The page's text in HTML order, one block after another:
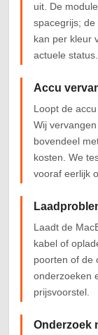
uit. De
spacegrijs;
kan per kleur
actuele status.
Accu
Loopt de
Wij
bovendeel
kosten. We
vooraf eerlijk
Laadt de
kabel of
poorten of de
onderzoeken
prijsvoorstel.
Onderzoek